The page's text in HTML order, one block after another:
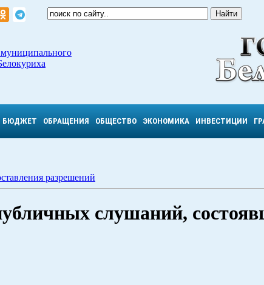
БЮДЖЕТ ОБРАЩЕНИЯ ОБЩЕСТВО ЭКОНОМИКА ИНВЕСТИЦИИ
разрешений
слушаний,